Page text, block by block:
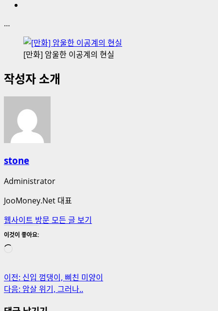
…
[만화] 암울한 이공계의 현실
작성자 소개
stone
Administrator
JooMoney.Net 대표
웹사이트 방문 모든 글 보기
이것이 좋아요:
중...
게
시
이전: 신입 껌댕이, 삐친 미양이
다음: 암살 위기, 그러나..